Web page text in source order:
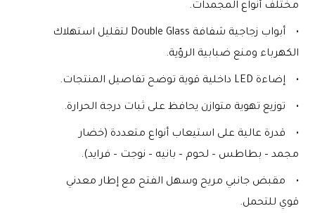
مختلف أنواع المجمدات.
الكهرباء ومنع ضبابية الرؤية.
إضاءة LED داخلية قوية توضح تفاصيل المنتجات.
توزيع تهوية متوازن يحافظ على ثبات درجة الحرارة.
قدرة عالية على استيعاب أنواع متعددة (خضار
مجمد – بطاطس – لحوم – بانيه – نوجت – فرايد).
قوي للتحمل.